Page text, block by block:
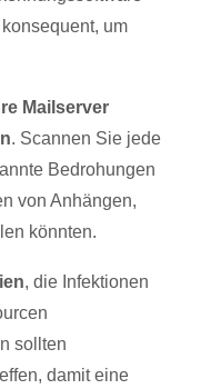
um
Mailserver
. Scannen Sie jede
Bedrohungen
von Anhängen,
könnten.
, die Infektionen
sollten
damit eine